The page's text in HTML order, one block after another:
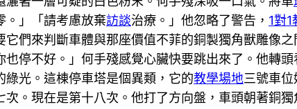
。」「請考慮放棄訪談治療。」他忽略了警告， 1對1
它們來判斷車體與那座價值不菲的銅製獨角獸雕像
也停不好。」何手殘感覺心臟快要跳出來了。他轉
綠光。這棟停車塔是個異類，它的教學場地三號車
次。現在是第十八次。他打了方向盤，車頭朝著銅